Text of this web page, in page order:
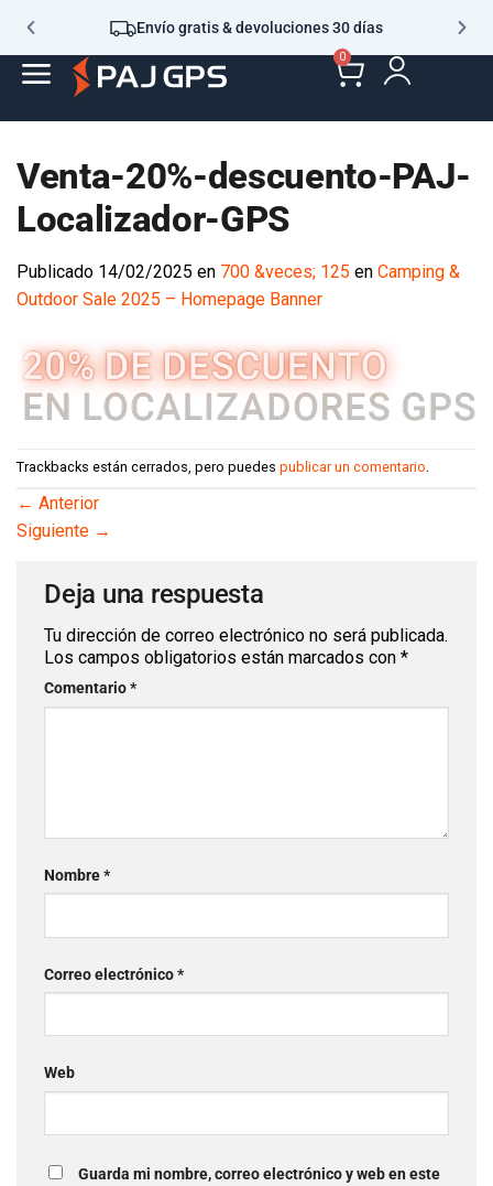
Envío gratis & devoluciones 30 días
0
Venta-20%-descuento-PAJ-
Localizador-GPS
Publicado 14/02/2025 en 700 &veces; 125 en Camping &
Outdoor Sale 2025 – Homepage Banner
Trackbacks están cerrados, pero puedes publicar un comentario.
← Anterior
Siguiente →
Deja una respuesta
Tu dirección de correo electrónico no será publicada.
Los campos obligatorios están marcados con *
Comentario*
Nombre*
Correo electrónico*
Web
Guarda mi nombre, correo electrónico y web en este